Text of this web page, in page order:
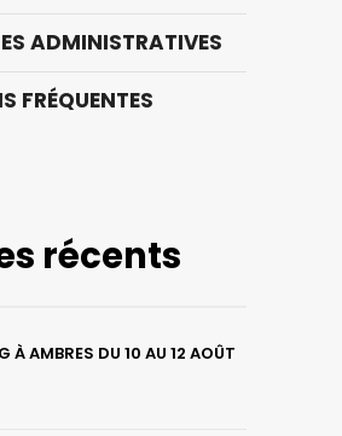
ADMINISTRATIVES
FRÉQUENTES
récents
À AMBRES DU 10 AU 12 AOÛT